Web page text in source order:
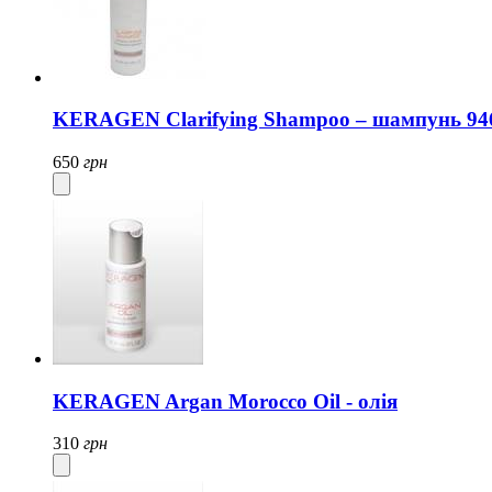
KERAGEN Clarifying Shampoo – шампунь
650 грн
KERAGEN Argan Morocco Oil - олія
310 грн